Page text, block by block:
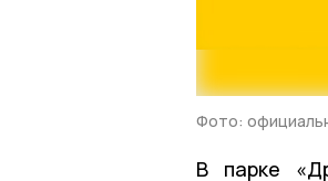
Фото:
В парке